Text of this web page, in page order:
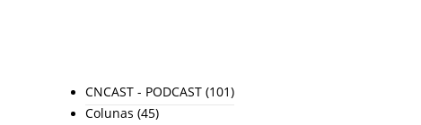
CNCAST - PODCAST (101)
Colunas (45)